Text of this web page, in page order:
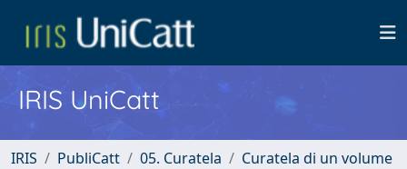
IRIS UniCatt
IRIS PubliCatt 05. Curatela Curatela di un volume